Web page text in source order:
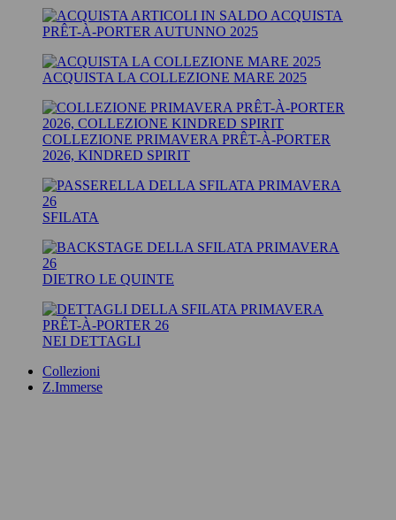
ACQUISTA
PRÊT-À-PORTER AUTUNNO 2025
ACQUISTA LA COLLEZIONE MARE 2025
COLLEZIONE PRIMAVERA PRÊT-À-PORTER
2026, KINDRED SPIRIT
SFILATA
DIETRO LE QUINTE
NEI DETTAGLI
Collezioni
Z.Immerse